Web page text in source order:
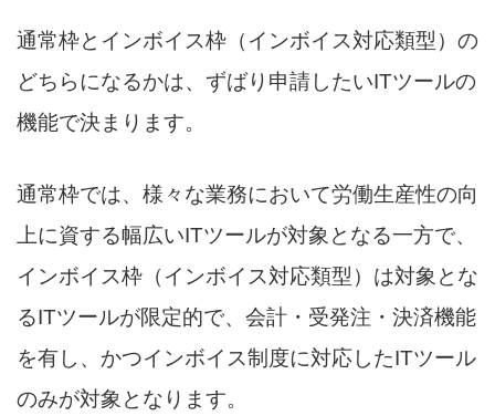
通常枠とインボイス枠（インボイス対応類型）の
どちらになるかは、ずばり申請したいITツールの
機能で決まります。
通常枠では、様々な業務において労働生産性の向
上に資する幅広いITツールが対象となる一方で、
インボイス枠（インボイス対応類型）は対象とな
るITツールが限定的で、会計・受発注・決済機能
を有し、かつインボイス制度に対応したITツール
のみが対象となります。